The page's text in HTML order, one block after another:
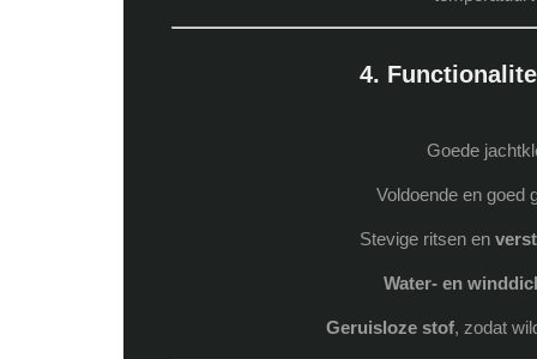
4.
Goede
Voldoende en goed
Stevige ritsen en
Water- en
Geruisloze stof, zodat